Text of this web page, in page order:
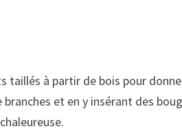
à partir de bois pour
et en y insérant des